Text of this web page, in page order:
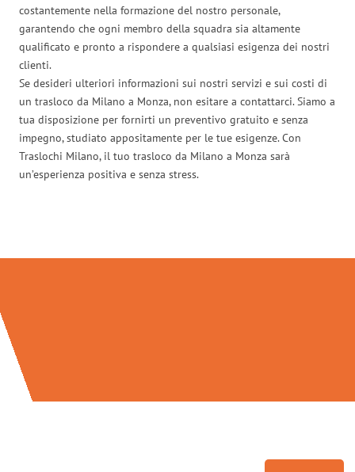
costantemente nella formazione del nostro personale,
garantendo che ogni membro della squadra sia altamente
qualificato e pronto a rispondere a qualsiasi esigenza dei nostri
clienti.
Se desideri ulteriori informazioni sui nostri servizi e sui costi di
un trasloco da Milano a Monza, non esitare a contattarci. Siamo a
tua disposizione per fornirti un preventivo gratuito e senza
impegno, studiato appositamente per le tue esigenze. Con
Traslochi Milano, il tuo trasloco da Milano a Monza sarà
un’esperienza positiva e senza stress.